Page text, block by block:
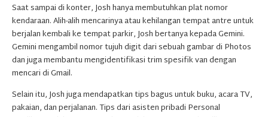
Saat sampai di konter, Josh hanya membutuhkan plat nomor
kendaraan. Alih-alih mencarinya atau kehilangan tempat antre untuk
berjalan kembali ke tempat parkir, Josh bertanya kepada Gemini.
Gemini mengambil nomor tujuh digit dari sebuah gambar di Photos
dan juga membantu mengidentifikasi trim spesifik van dengan
mencari di Gmail.
Selain itu, Josh juga mendapatkan tips bagus untuk buku, acara TV,
pakaian, dan perjalanan. Tips dari asisten pribadi Personal